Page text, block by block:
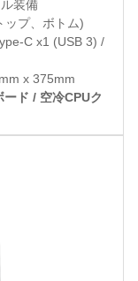
装備
ップ、ボトム)
C x1 (USB 3) /
x 375mm
ド / 空冷CPUク